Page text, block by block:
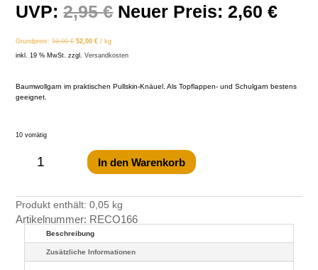
UVP: 2,95€ Ursprünglicher
war:
2,95 €
Neuer Preis: 2,60€
Grundpreis:59,00€ 52,00€ / kg
inkl. 19 % MwSt. zzgl.Versandkosten
Baumwollgarn im praktischen Pullskin-Knäuel. Als Topflappen- und Schulgarn bestens
geeignet.
10 vorrätig
Schoeller
210
Fb.166 In den Warenkorb
Produkt enthält: 0,05 kg
Artikelnummer: RECO166
Beschreibung
Zusätzliche Informationen